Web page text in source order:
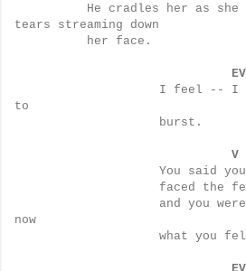
He cradles her as
tears streaming down
her face.
I feel -- I
to
burst.
V
You said
faced the
and you
now
what you